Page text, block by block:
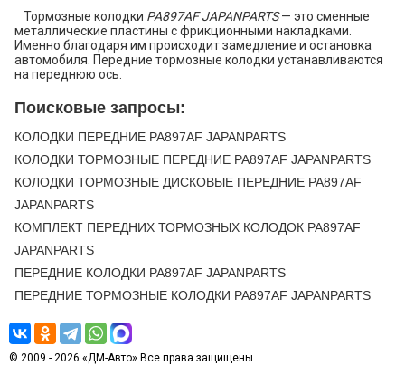
Тормозные колодки PA897AF JAPANPARTS— это сменные
металлические пластины с фрикционными накладками.
Именно благодаря им происходит замедление и остановка
автомобиля. Передние тормозные колодки устанавливаются
на переднюю ось.
Поисковые запросы:
КОЛОДКИ ПЕРЕДНИЕ PA897AF JAPANPARTS
КОЛОДКИ ТОРМОЗНЫЕ ПЕРЕДНИЕ PA897AF JAPANPARTS
КОЛОДКИ ТОРМОЗНЫЕ ДИСКОВЫЕ ПЕРЕДНИЕ PA897AF
JAPANPARTS
КОМПЛЕКТ ПЕРЕДНИХ ТОРМОЗНЫХ КОЛОДОК PA897AF
JAPANPARTS
ПЕРЕДНИЕ КОЛОДКИ PA897AF JAPANPARTS
ПЕРЕДНИЕ ТОРМОЗНЫЕ КОЛОДКИ PA897AF JAPANPARTS
© 2009 - 2026 «ДМ-Авто» Все права защищены